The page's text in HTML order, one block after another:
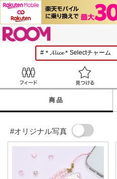
商品
#オリジナル写真